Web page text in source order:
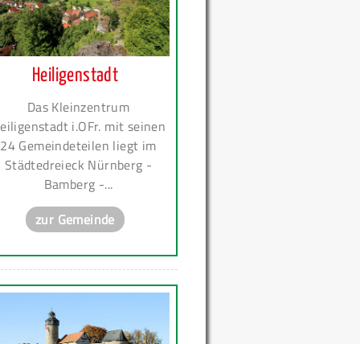
Heiligenstadt
Das Kleinzentrum
i.OFr. mit seinen
24 Gemeindeteilen liegt im
Städtedreieck Nürnberg -
Bamberg -...
zur Gemeinde